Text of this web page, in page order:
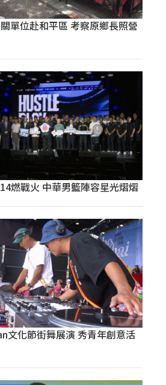
單位赴和平區 考察原鄉長照營
燃戰火 中華男籃陣容星光熠熠
文化節街舞展演 秀青年創意活